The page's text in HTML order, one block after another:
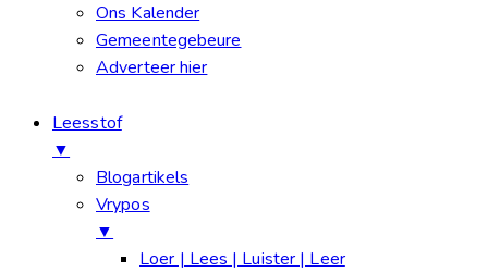
Ons Kalender
Gemeentegebeure
Adverteer hier
Leesstof
▼
Blogartikels
Vrypos
▼
Loer | Lees | Luister | Leer